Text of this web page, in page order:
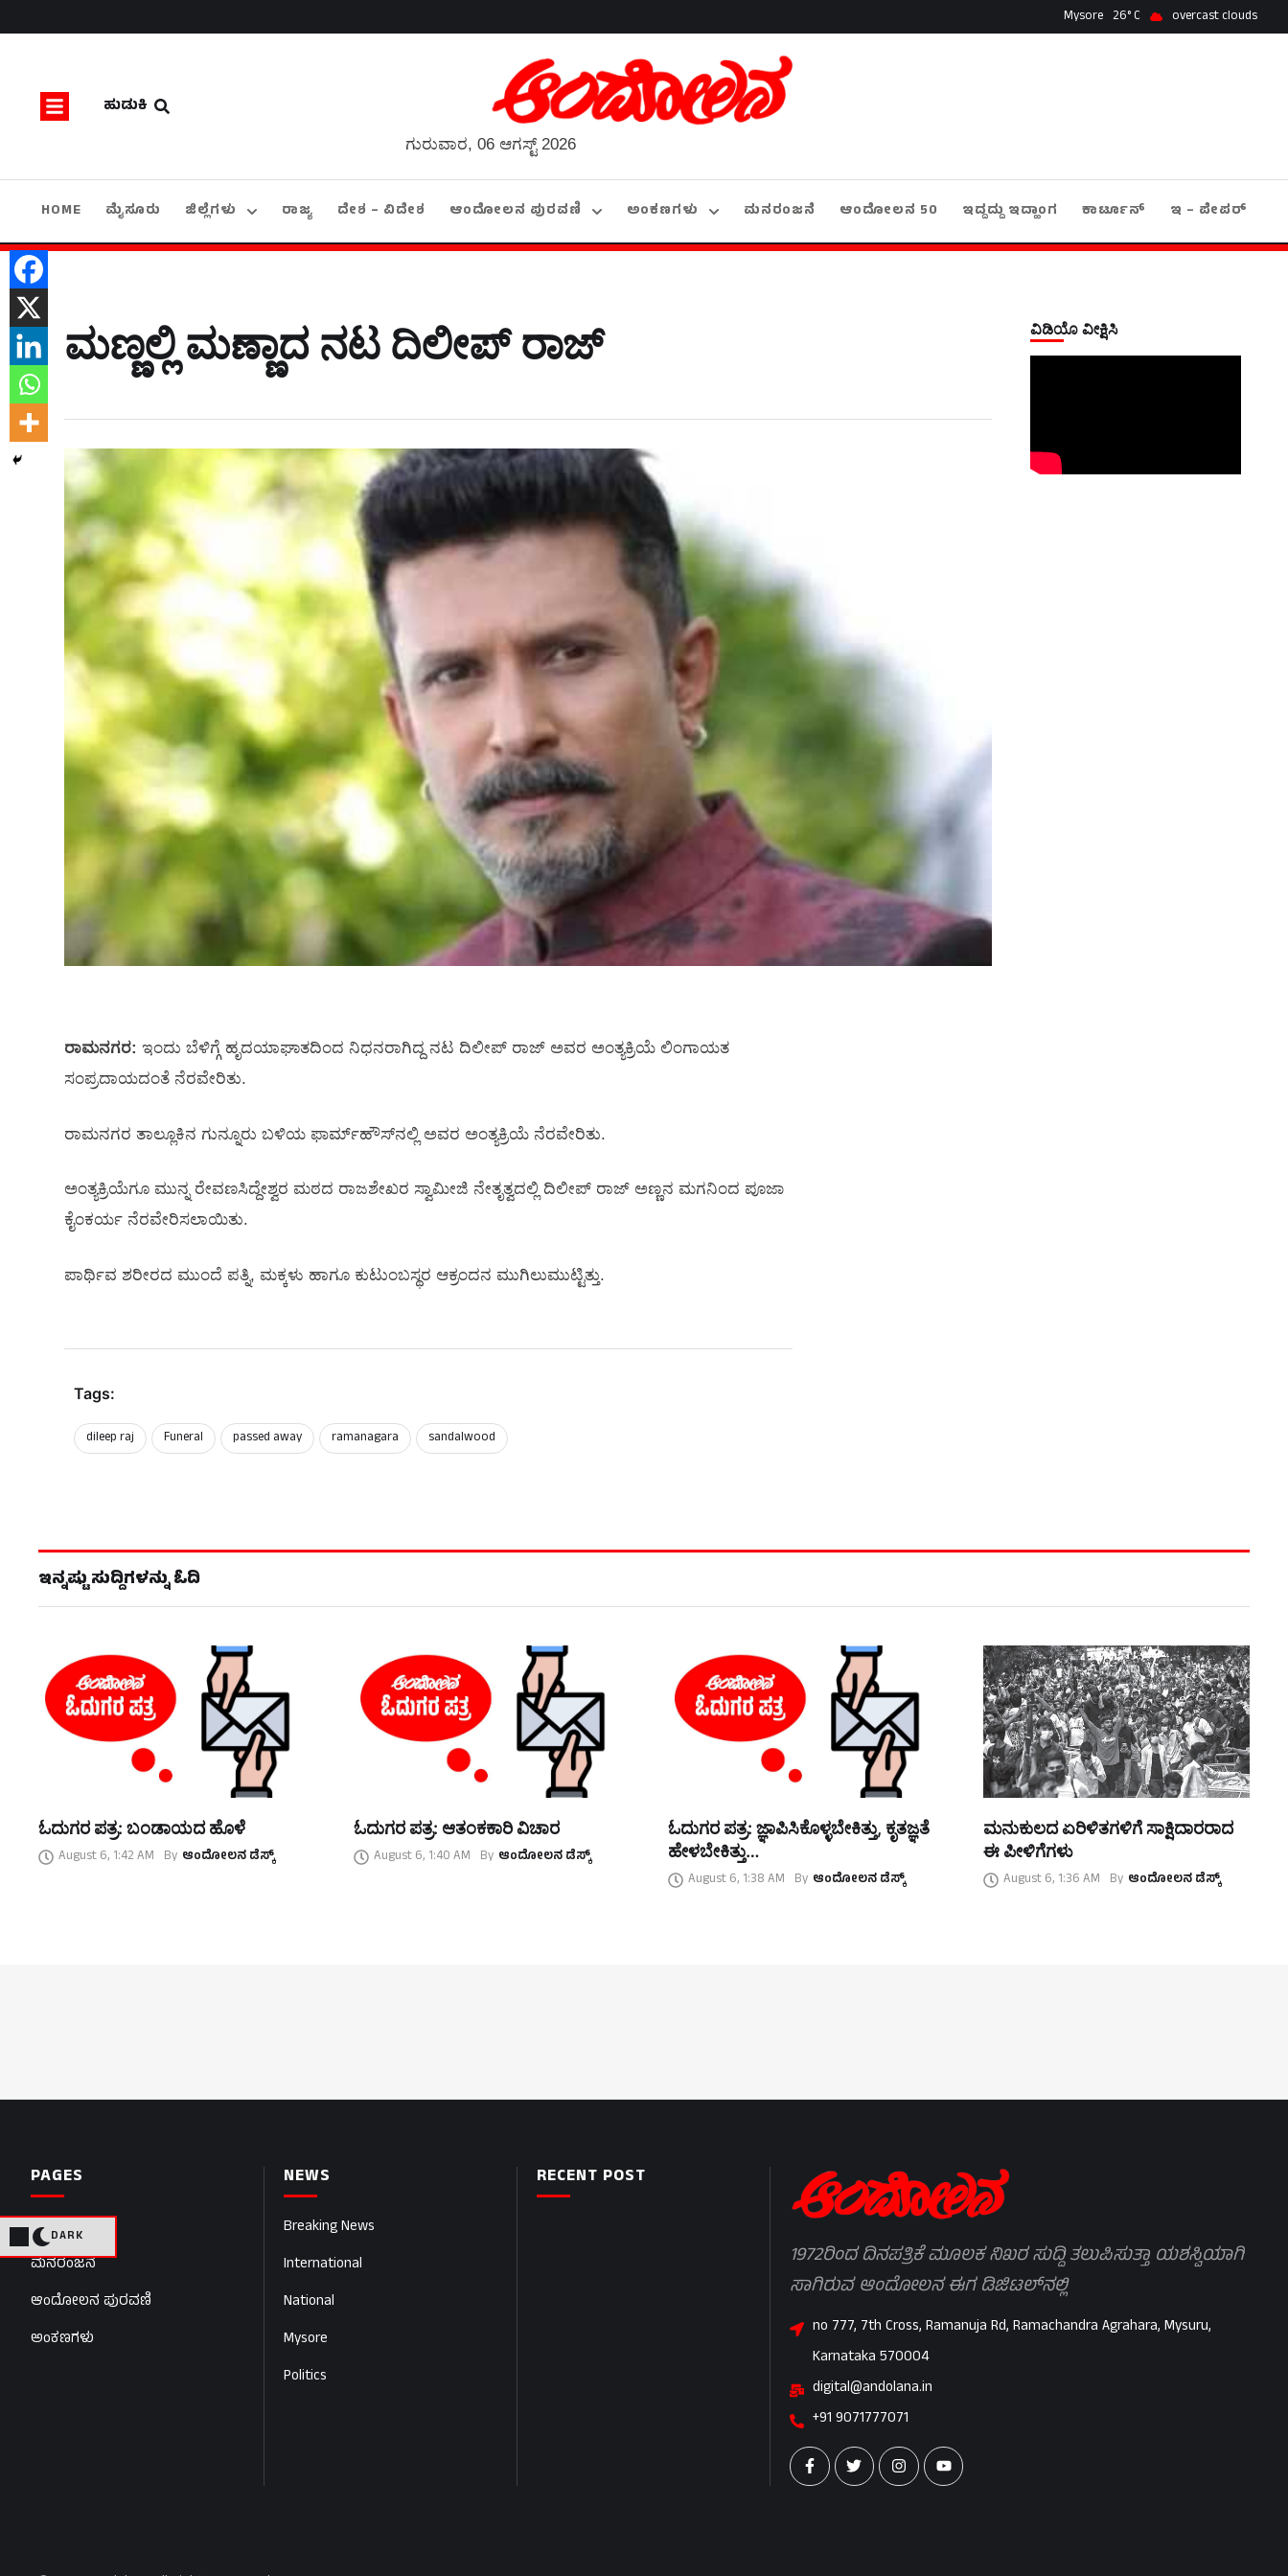
Mysore 26 overcast clouds
ಹುಡುಕಿ
ಗುರುವಾರ, 06 ಆಗಸ್ಟ್ 2026
DARK
HOME ಮೈಸೂರು ಜಿಲ್ಲೆಗಳು ರಾಜ್ಯ ದೇಶ – ವಿದೇಶ ಆಂದೋಲನ ಪುರವಣಿ ಅಂಕಣಗಳು ಮನರಂಜನೆ ಆಂದೋಲನ 50 ಇದ್ದದ್ದು ಇದ್ಹಾಂಗ ಕಾರ್ಟೂನ್ ಇ – ಪೇಪರ್
ಮಣ್ಣಲ್ಲಿ ಮಣ್ಣಾದ ನಟ ದಿಲೀಪ್‌ ರಾಜ್‌
ರಾಮನಗರ: ಇಂದು ಬೆಳಿಗ್ಗೆ ಹೃದಯಾಘಾತದಿಂದ ನಿಧನರಾಗಿದ್ದ ನಟ ದಿಲೀಪ್‌ ರಾಜ್‌ ಅವರ ಅಂತ್ಯಕ್ರಿಯೆ ಲಿಂಗಾಯತ
ಸಂಪ್ರದಾಯದಂತೆ ನೆರವೇರಿತು.
ರಾಮನಗರ ತಾಲ್ಲೂಕಿನ ಗುನ್ನೂರು ಬಳಿಯ ಫಾರ್ಮ್‌ಹೌಸ್‌ನಲ್ಲಿ ಅವರ ಅಂತ್ಯಕ್ರಿಯೆ ನೆರವೇರಿತು.
ಅಂತ್ಯಕ್ರಿಯೆಗೂ ಮುನ್ನ ರೇವಣಸಿದ್ದೇಶ್ವರ ಮಠದ ರಾಜಶೇಖರ ಸ್ವಾಮೀಜಿ ನೇತೃತ್ವದಲ್ಲಿ ದಿಲೀಪ್‌ ರಾಜ್‌ ಅಣ್ಣನ ಮಗನಿಂದ ಪೂಜಾ
ಕೈಂಕರ್ಯ ನೆರವೇರಿಸಲಾಯಿತು.
ಪಾರ್ಥಿವ ಶರೀರದ ಮುಂದೆ ಪತ್ನಿ, ಮಕ್ಕಳು ಹಾಗೂ ಕುಟುಂಬಸ್ಥರ ಆಕ್ರಂದನ ಮುಗಿಲುಮುಟ್ಟಿತ್ತು.
Tags:
dileep raj Funeral passed away ramanagara sandalwood
ವಿಡಿಯೊ ವೀಕ್ಷಿಸಿ
ಇನ್ನಷ್ಟು ಸುದ್ದಿಗಳನ್ನು ಓದಿ
ಓದುಗರ ಪತ್ರ: ಬಂಡಾಯದ ಹೊಳೆ
August 6, 1:42 AM By ಆಂದೋಲನ ಡೆಸ್ಕ್
ಓದುಗರ ಪತ್ರ: ಆತಂಕಕಾರಿ ವಿಚಾರ
August 6, 1:40 AM By ಆಂದೋಲನ ಡೆಸ್ಕ್
ಓದುಗರ ಪತ್ರ: ಜ್ಞಾಪಿಸಿಕೊಳ್ಳಬೇಕಿತ್ತು, ಕೃತಜ್ಞತೆ
ಹೇಳಬೇಕಿತ್ತು…
August 6, 1:38 AM By ಆಂದೋಲನ ಡೆಸ್ಕ್
ಮನುಕುಲದ ಏರಿಳಿತಗಳಿಗೆ ಸಾಕ್ಷಿದಾರರಾದ
ಈ ಪೀಳಿಗೆಗಳು
August 6, 1:36 AM By ಆಂದೋಲನ ಡೆಸ್ಕ್
PAGES
Home
ಮನರಂಜನೆ
ಆಂದೋಲನ ಪುರವಣಿ
ಅಂಕಣಗಳು
NEWS
Breaking News
International
National
Mysore
Politics
RECENT POST
1972ರಿಂದ ದಿನಪತ್ರಿಕೆ ಮೂಲಕ ನಿಖರ ಸುದ್ದಿ ತಲುಪಿಸುತ್ತಾ ಯಶಸ್ವಿಯಾಗಿ
ಸಾಗಿರುವ ಆಂದೋಲನ ಈಗ ಡಿಜಿಟಲ್‌ನಲ್ಲಿ
no 777, 7th Cross, Ramanuja Rd, Ramachandra Agrahara, Mysuru,
Karnataka 570004
digital@andolana.in
+91 9071777071